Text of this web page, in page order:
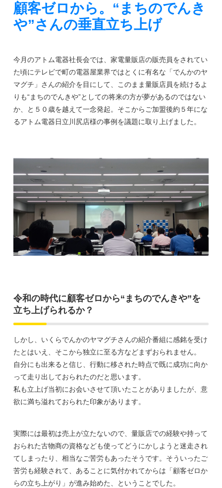
顧客ゼロから。“まちのでんき
や”さんの垂直立ち上げ
今月のアトム電器社長会では、家電量販店の販売員をされてい
た頃にテレビで町の電器屋業界ではとくに有名な「でんかのヤ
マグチ」さんの紹介を目にして、このまま量販店員を続けるよ
りも“まちのでんきや”としての将来の方が夢があるのではない
か、と５０歳を越えて一念発起。そこからご加盟後約５年にな
るアトム電器日立川尻店様の事例を議題に取り上げました。
令和の時代に顧客ゼロから“まちのでんきや”を
立ち上げられるか？
しかし、いくらでんかのヤマグチさんの紹介番組に感銘を受け
たとはいえ、そこから独立に至る方などまずおられません。
自分にも出来ると信じ、行動に移された時点で既に成功に向か
って走り出しておられたのだと思います。
私も立上げ当初にお会いさせて頂いたことがありましたが、意
欲に満ち溢れておられた印象があります。
実際には最初は売上が立たないので、量販店での経験や持って
おられた古物商の資格なども使ってどうにかしようと迷走され
てしまったり、相当なご苦労もあったそうです。そういったご
苦労も経験されて、あることに気付かれてからは「顧客ゼロか
らの立ち上がり」が進み始めた、ということでした。